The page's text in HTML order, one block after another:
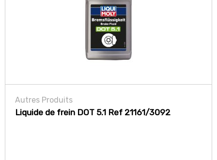
Autres Produits
Liquide de frein DOT 5.1 Ref 21161/3092